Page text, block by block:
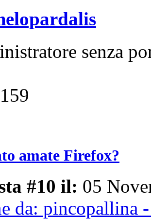
senza
amate Firefox?
#10 il: 05
da: pincopallina